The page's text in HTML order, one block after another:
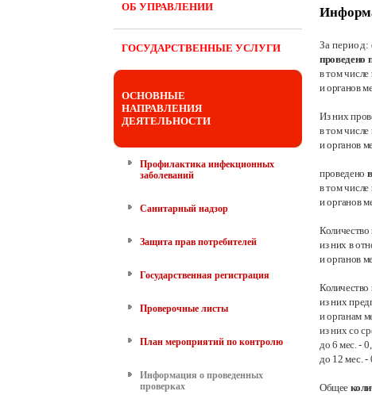
ОБ УПРАВЛЕНИИ
ГОСУДАРСТВЕННЫЕ УСЛУГИ
ОСНОВНЫЕ
НАПРАВЛЕНИЯ
ДЕЯТЕЛЬНОСТИ
Профилактика инфекционных
заболеваний
Санитарный надзор
Защита прав потребителей
Государственная регистрация
Проверочные листы
План мероприятий по контролю
Информация о проведенных
проверках
За период:
проведено
в том
и органов
Из них
в том числе
и органов
проведено
в том
и органов
из них в
и органов
из них
и органам
из них со
до 6мес.- 0,
до 12 мес.-
Общее